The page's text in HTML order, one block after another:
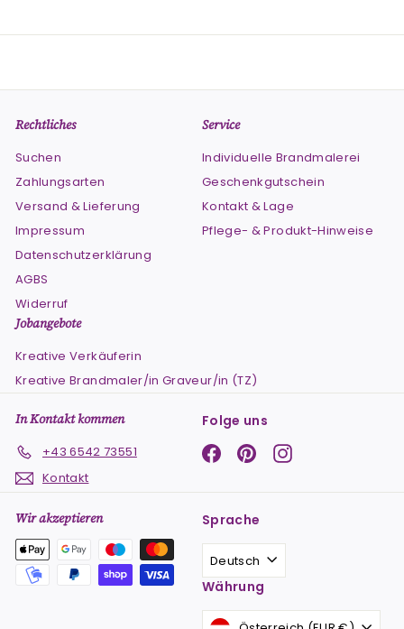
Rechtliches
Suchen
Zahlungsarten
Versand & Lieferung
Impressum
Datenschutzerklärung
AGBS
Widerruf
Service
Individuelle Brandmalerei
Geschenkgutschein
Kontakt & Lage
Pflege- & Produkt-Hinweise
Jobangebote
Kreative Verkäuferin
Kreative Brandmaler/in Graveur/in (TZ)
In Kontakt kommen
+43 6542 73551
Kontakt
Folge uns
Facebook
PinterestInstagram
Wir akzeptieren Sprache
Deutsch
Währung